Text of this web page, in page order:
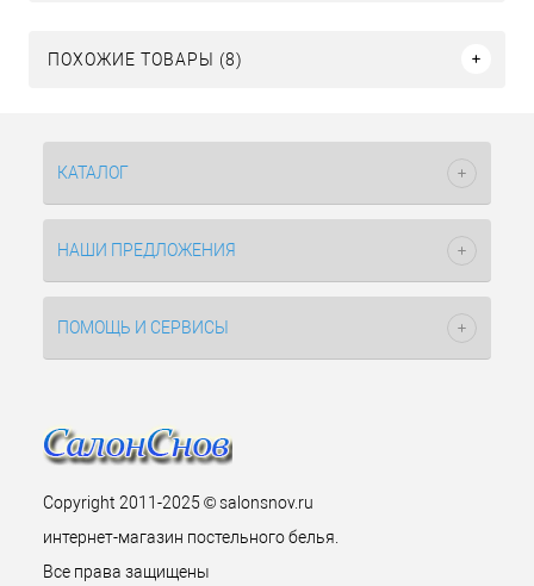
ПОХОЖИЕ ТОВАРЫ (8)
КАТАЛОГ
НАШИ ПРЕДЛОЖЕНИЯ
ПОМОЩЬ И СЕРВИСЫ
Copyright 2011-2025 © salonsnov.ru
интернет-магазин постельного белья.
Все права защищены